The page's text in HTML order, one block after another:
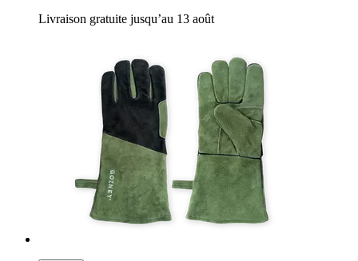
Livraison gratuite jusqu’au 13 août